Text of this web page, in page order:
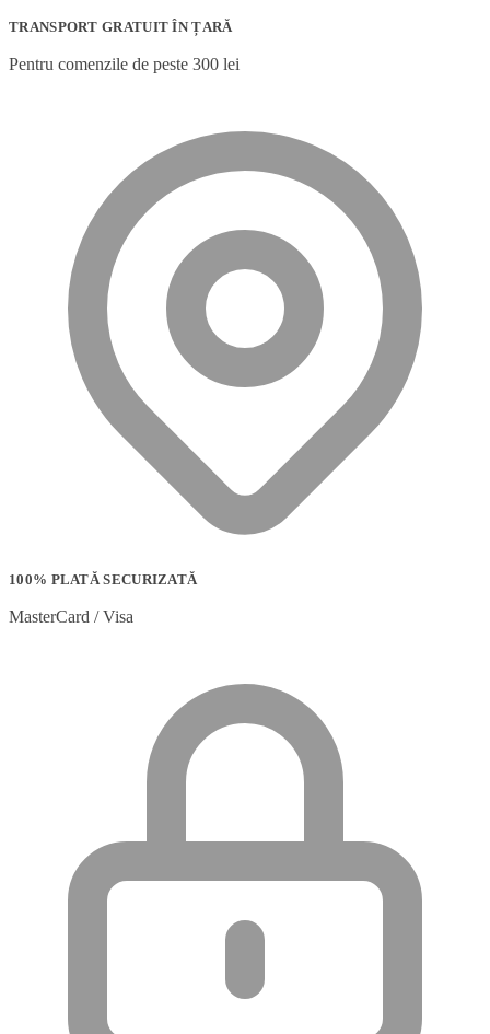
TRANSPORT GRATUIT ÎN ȚARĂ
Pentru comenzile de peste 300 lei
100% PLATĂ SECURIZATĂ
MasterCard / Visa